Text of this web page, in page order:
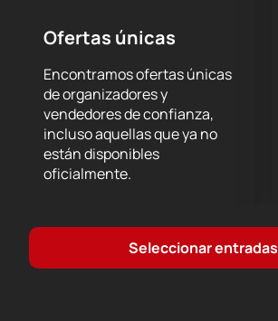
Ofertas únicas
Encontramos ofertas únicas
de organizadores y
vendedores de confianza,
incluso aquellas que ya no
están disponibles
oficialmente.
Seleccionar entradas